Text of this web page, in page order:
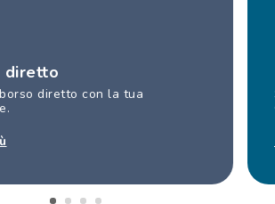
diretto
diretto con la tua